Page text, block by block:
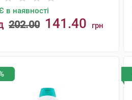
в наявності
202.00 141.40 грн